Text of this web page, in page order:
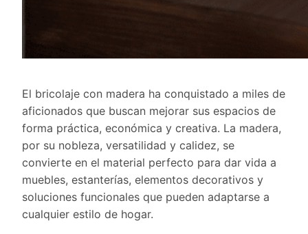
El bricolaje con madera ha conquistado a miles de
aficionados que buscan mejorar sus espacios de
forma práctica, económica y creativa. La madera,
por su nobleza, versatilidad y calidez, se
convierte en el material perfecto para dar vida a
muebles, estanterías, elementos decorativos y
soluciones funcionales que pueden adaptarse a
cualquier estilo de hogar.